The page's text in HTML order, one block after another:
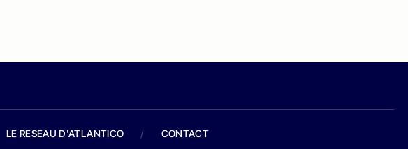
LE RESEAU D'ATLANTICO / CONTACT